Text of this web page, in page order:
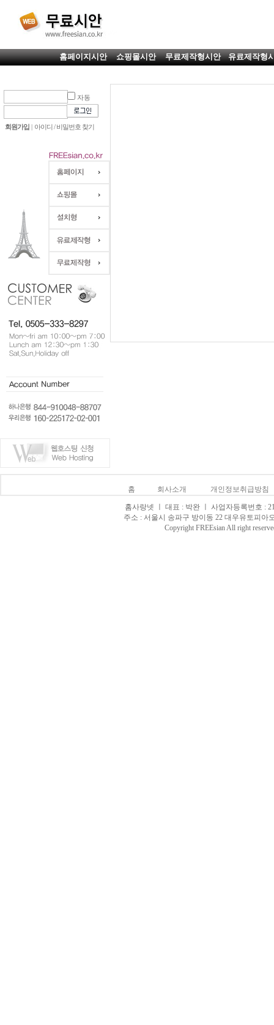
홈페이지시안 쇼핑몰시안 무료제작형시안 유료제작형
자동
회원가입 | 아이디 / 비밀번호 찾기
홈 회사소개 개인정보취급방침
홈사랑넷 ㅣ 대표 : 박완 ㅣ 사업자등록번호 :
주소 : 서울시 송파구 방이동 22 대우유토피아
Copyright FREEsian All right